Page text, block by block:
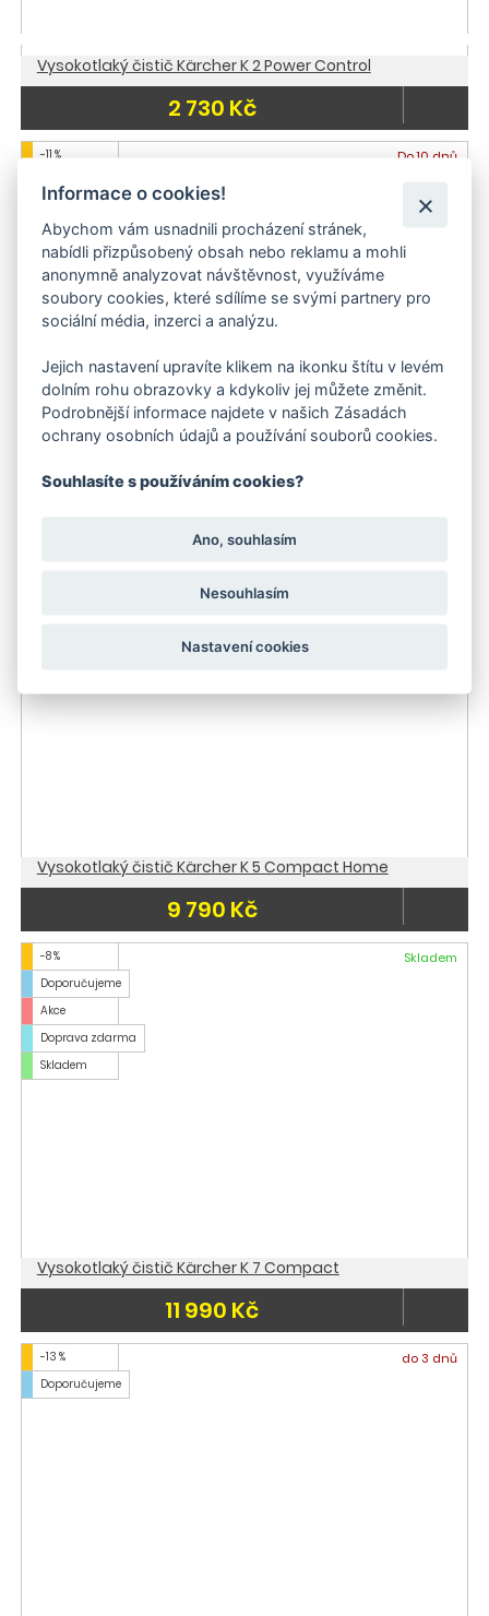
Vysokotlaký čistič Kärcher K 2 Power Control
2 730 Kč
-11 % Do 10 dnů
Vysokotlaký čistič Kärcher K 5 Compact Home
9 790 Kč
-8 %
Doporučujeme
Akce
Doprava zdarma
Skladem
Skladem
Vysokotlaký čistič Kärcher K 7 Compact
11 990 Kč
-13 %
Doporučujeme
do 3 dnů
Informace o cookies!
Abychom vám usnadnili procházení stránek,
nabídli přizpůsobený obsah nebo reklamu a mohli
anonymně analyzovat návštěvnost, využíváme
soubory cookies, které sdílíme se svými partnery pro
sociální média, inzerci a analýzu.
Jejich nastavení upravíte klikem na ikonku štítu v levém
dolním rohu obrazovky a kdykoliv jej můžete změnit.
Podrobnější informace najdete v našich Zásadách
ochrany osobních údajů a používání souborů cookies.
Souhlasíte s používáním cookies?
Ano, souhlasím
Nesouhlasím
Nastavení cookies